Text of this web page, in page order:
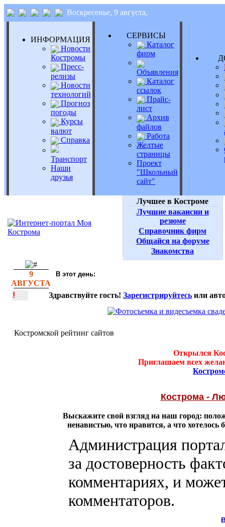
Воскресенье, 9 августа,
ИНФОРМАЦИЯ
Новости
Костромы
Пресс-
релизы
Новости
технологий
Прогноз
погоды
Курсы
валют
Справка
Транспорт
Наши
друзья
СЕРВИСЫ
Каталог
фирм
Объявления
Каталог
ссылок
Прайс-
лист
Архив
файлов
Работа
Желтые
страницы
Проект
"Школьный
сайт"
Лучшее в Костроме
Лучшие вакансии и
резюме
Справочник фирм
Общайся на форуме
Знакомства
9
АВГУСТА
В этот день:
! Здравствуйте гость! Зарегистрируйтесь или
Костромской рейтинг сайтов
Открылся
Приглашаем всех
Кострома -
Выскажите свой взгляд на наш город:
ненавистью, что нравится, а что
Администрация
за достоверность
комментариях, и
комментаторов.